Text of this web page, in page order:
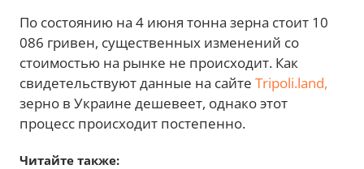
По состоянию на 4 июня тонна зерна стоит 10
086 гривен, существенных изменений со
стоимостью на рынке не происходит. Как
свидетельствуют данные на сайте Tripoli.land,
зерно в Украине дешевеет, однако этот
процесс происходит постепенно.
Читайте также: